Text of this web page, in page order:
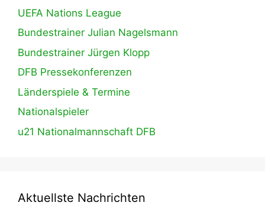
UEFA Nations League
Bundestrainer Julian Nagelsmann
Bundestrainer Jürgen Klopp
DFB Pressekonferenzen
Länderspiele & Termine
Nationalspieler
u21 Nationalmannschaft DFB
Aktuellste Nachrichten